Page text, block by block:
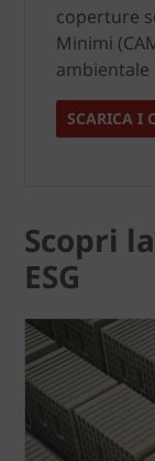
coperture
Minimi
ambientale
SCARICA I
Scopri
ESG